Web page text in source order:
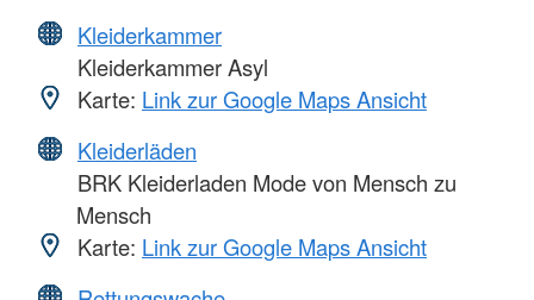
Kleiderkammer
Kleiderkammer Asyl
Karte: Link zur Google Maps Ansicht
Kleiderläden
BRK Kleiderladen Mode von Mensch zu
Mensch
Karte: Link zur Google Maps Ansicht